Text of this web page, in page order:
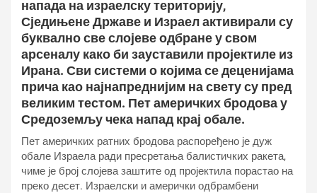
напада на израелску територију,
Сједињене Државе и Израел активирали су
буквално све слојеве одбране у свом
арсеналу како би зауставили пројектиле из
Ирана. Сви системи о којима се деценијама
прича као најнапреднијим на свету су пред
великим тестом. Пет америчких бродова у
Средоземљу чека напад крај обале.
Пет америчких ратних бродова распоређено је дуж
обале Израела ради пресретања балистичких ракета,
чиме је број слојева заштите од пројектила порастао на
преко десет. Израелски и амерички одбрамбени